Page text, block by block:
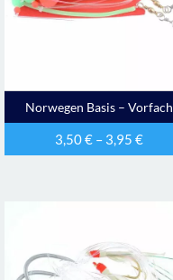
Norwegen Basis – Vorfach
3,50€ – 3,95€